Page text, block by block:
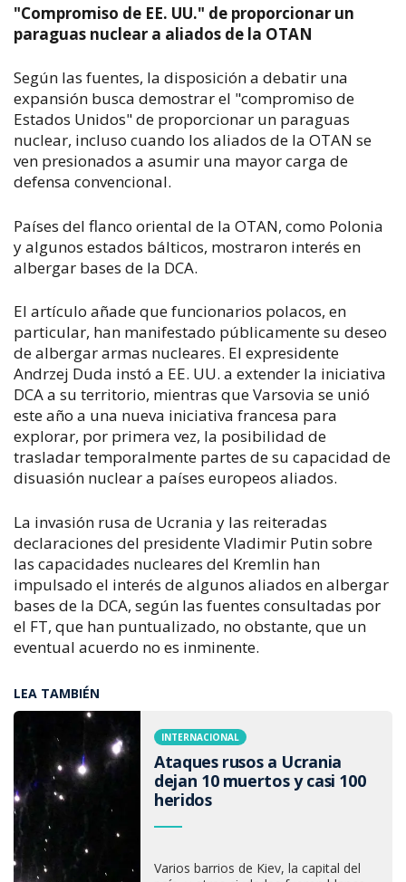
"Compromiso de EE. UU." de proporcionar un
paraguas nuclear a aliados de la OTAN
Según las fuentes, la disposición a debatir una
expansión busca demostrar el "compromiso de
Estados Unidos" de proporcionar un paraguas
nuclear, incluso cuando los aliados de la OTAN se
ven presionados a asumir una mayor carga de
defensa convencional.
Países del flanco oriental de la OTAN, como Polonia
y algunos estados bálticos, mostraron interés en
albergar bases de la DCA.
El artículo añade que funcionarios polacos, en
particular, han manifestado públicamente su deseo
de albergar armas nucleares. El expresidente
Andrzej Duda instó a EE. UU. a extender la iniciativa
DCA a su territorio, mientras que Varsovia se unió
este año a una nueva iniciativa francesa para
explorar, por primera vez, la posibilidad de
trasladar temporalmente partes de su capacidad de
disuasión nuclear a países europeos aliados.
La invasión rusa de Ucrania y las reiteradas
declaraciones del presidente Vladimir Putin sobre
las capacidades nucleares del Kremlin han
impulsado el interés de algunos aliados en albergar
bases de la DCA, según las fuentes consultadas por
el FT, que han puntualizado, no obstante, que un
eventual acuerdo no es inminente.
LEA TAMBIÉN
INTERNACIONAL
Ataques rusos a Ucrania
dejan 10 muertos y casi 100
heridos
Varios barrios de Kiev, la capital del